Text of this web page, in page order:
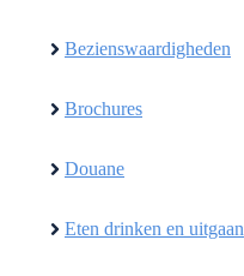
Bezienswaardigheden
Brochures
Douane
Eten drinken en uitgaan